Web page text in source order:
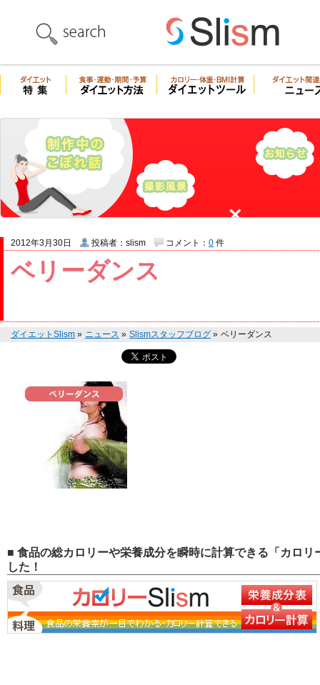
ベリーダンス
2012年3月30日 投稿者：slism コメント： 0 件
ダイエットSlism » ニュース » Slismスタッフブログ » ベリーダンス
■ 食品の総カロリーや栄養成分を瞬時に計算できる「カロ
した！